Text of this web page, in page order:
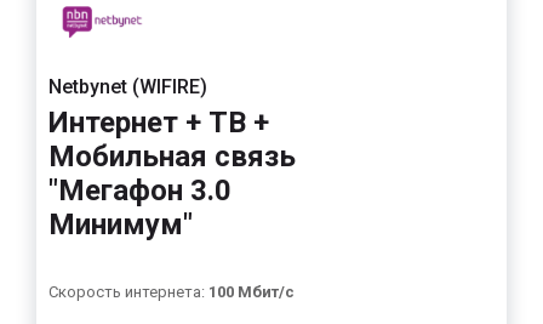
Netbynet (WIFIRE)
Интернет + ТВ +
Мобильная связь
"Мегафон 3.0
Минимум"
Скорость интернета: 100 Мбит/с